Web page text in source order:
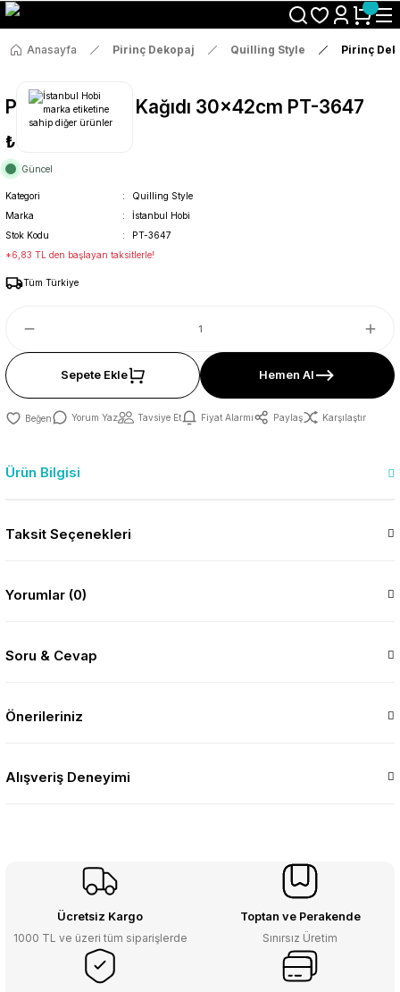
Size Özel "HG10" Koduyla Sepette Hemen %10 İndirimi Kaçırma
Anasayfa Pirinç Dekopaj Quilling Style Pirinç
Pirinç Dekopaj Kağıdı 30x42cm PT-3647
₺36
Güncel
Kategori
Quilling Style
Marka
İstanbul Hobi
Stok Kodu
PT-3647
*6,83 TL den başlayan taksitlerle!
Tüm Türkiye
Sepete Ekle Hemen Al
Yorum Yaz Tavsiye Et Fiyat Alarmı Paylaş Karşılaştır
Ürün Bilgisi
Taksit Seçenekleri
Yorumlar (0)
Soru & Cevap
Önerileriniz
Alışveriş Deneyimi
Ücretsiz Kargo
1000 TL ve üzeri tüm siparişlerde
Toptan ve Perakende
Sınırsız Üretim